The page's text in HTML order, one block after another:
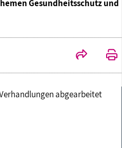
Sommerfest
Gesundheitsschutz und
abgearbeitet